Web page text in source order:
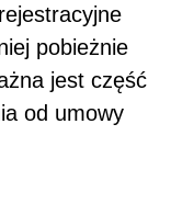
pobieżnie
jest część
od umowy